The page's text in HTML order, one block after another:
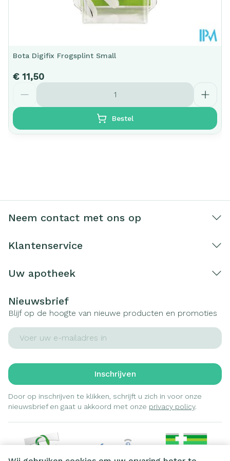
Bota Digifix Frogsplint Small
€ 11,50
Aantal
Bestel
Neem contact met ons op
Klantenservice
Uw apotheek
Nieuwsbrief
Blijf op de hoogte van nieuwe producten en promoties
E-mail adres
Inschrijven
Door op inschrijven te klikken, schrijft u zich in voor onze
nieuwsbrief en gaat u akkoord met onze privacy policy.